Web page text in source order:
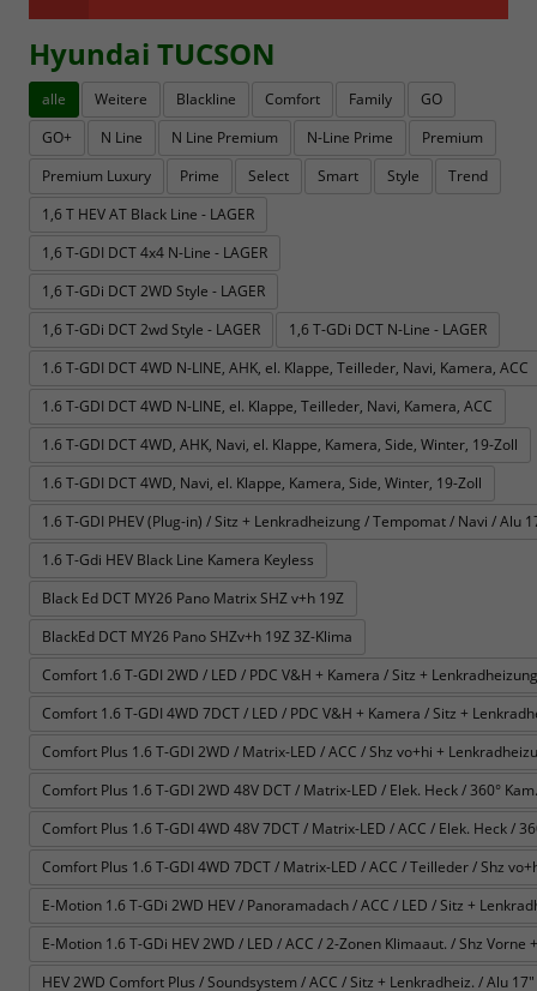
Hyundai TUCSON
alle Weitere Blackline Comfort Family
GO
GO+
N Line N Line Premium N-Line Prime
Premium
Premium Luxury
Prime Select Smart Style
Trend
1,6 T HEV AT Black Line - LAGER
1,6 T-GDI DCT 4x4 N-Line - LAGER
1,6 T-GDi DCT 2WD Style - LAGER
1,6 T-GDi DCT 2wd Style - LAGER
1,6 T-GDi DCT N-Line - LAGER
1.6 T-GDI DCT 4WD N-LINE, AHK, el. Klappe, Teilleder, Navi, Kamera, ACC
1.6 T-GDI DCT 4WD N-LINE, el. Klappe, Teilleder, Navi, Kamera, ACC
1.6 T-GDI DCT 4WD, AHK, Navi, el. Klappe, Kamera, Side, Winter, 19-Zoll
1.6 T-GDI DCT 4WD, Navi, el. Klappe, Kamera, Side, Winter, 19-Zoll
1.6 T-GDI PHEV (Plug-in) / Sitz + Lenkradheizung / Tempomat / Navi / Alu
1.6 T-Gdi HEV Black Line Kamera Keyless
Black Ed DCT MY26 Pano Matrix SHZ v+h 19Z
BlackEd DCT MY26 Pano SHZv+h 19Z 3Z-Klima
Comfort 1.6 T-GDI 2WD / LED / PDC V&H + Kamera / Sitz +
Comfort 1.6 T-GDI 4WD 7DCT / LED / PDC V&H + Kamera / Sitz +
Comfort Plus 1.6 T-GDI 2WD / Matrix-LED / ACC / Shz vo+hi +
Comfort Plus 1.6 T-GDI 2WD 48V DCT / Matrix-LED / Elek. Heck / 360°
Comfort Plus 1.6 T-GDI 4WD 48V 7DCT / Matrix-LED / ACC / Elek. Heck /
Comfort Plus 1.6 T-GDI 4WD 7DCT / Matrix-LED / ACC / Teilleder / Shz
E-Motion 1.6 T-GDi 2WD HEV / Panoramadach / ACC / LED / Sitz +
E-Motion 1.6 T-GDi HEV 2WD / LED / ACC / 2-Zonen Klimaaut. / Shz Vorne
HEV 2WD Comfort Plus / Soundsystem / ACC / Sitz + Lenkradheiz. / Alu